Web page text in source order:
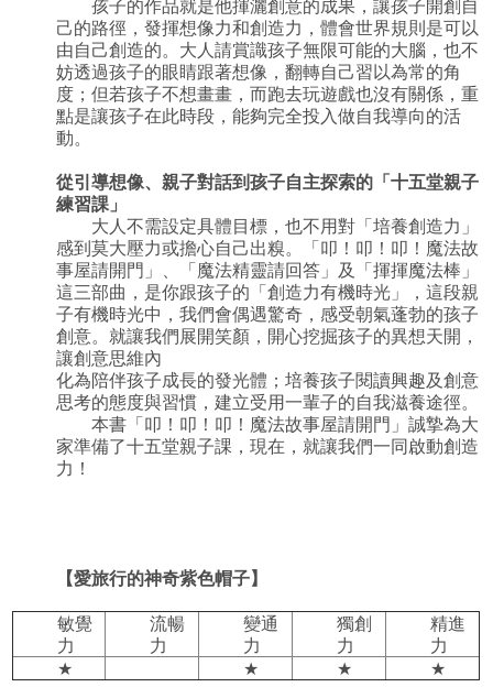
己的路徑，發揮想像力和創造力，體會世界規則是可以
由自己創造的。大人請賞識孩子無限可能的大腦，也不
妨透過孩子的眼睛跟著想像，翻轉自己習以為常的角
度；但若孩子不想畫畫，而跑去玩遊戲也沒有關係，重
點是讓孩子在此時段，能夠完全投入做自我導向的活
動。
從引導想像、親子對話到孩子自主探索的「十五堂親子
練習課」
大人不需設定具體目標，也不用對「培養創造力」
感到莫大壓力或擔心自己出糗。「叩！叩！叩！魔法故
事屋請開門」、「魔法精靈請回答」及「揮揮魔法棒」
這三部曲，是你跟孩子的「創造力有機時光」，這段親
子有機時光中，我們會偶遇驚奇，感受朝氣蓬勃的孩子
創意。就讓我們展開笑顏，開心挖掘孩子的異想天開，
讓創意思維內
化為陪伴孩子成長的發光體；培養孩子閱讀興趣及創意
思考的態度與習慣，建立受用一輩子的自我滋養途徑。
本書「叩！叩！叩！魔法故事屋請開門」誠摯為大
家準備了十五堂親子課，現在，就讓我們一同啟動創造
力！
【愛旅行的神奇紫色帽子】
敏覺
力
流暢
力
變通
力
獨創
力
精進
力
★
★ ★
★